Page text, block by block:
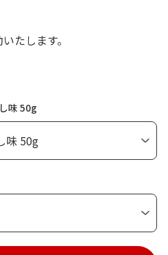
たします。
味 50g